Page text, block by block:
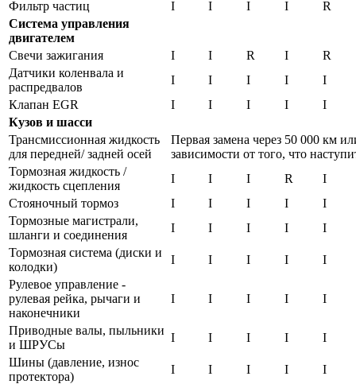
Фильтр частиц I I I I
R
Система управления
двигателем
Свечи зажигания
I I R I
R
Датчики коленвала и
распредвалов
I I I I
I
Клапан EGR
I I I I
I
Кузов и шасси
Трансмиссионная жидкость
для передней/ задней осей
Первая замена через 50 000 км
зависимости от того, что
Тормозная жидкость /
жидкость сцепления
I I I R
I
Стояночный тормоз
I I I I
I
Тормозные магистрали,
шланги и соединения
I I I I
I
Тормозная система (диски и
колодки)
I I I I
I
Рулевое управление -
рулевая рейка, рычаги и
наконечники
I I I I I
Приводные валы, пыльники
и ШРУСы
I I I I
I
Шины (давление, износ
протектора)
I I I I
I